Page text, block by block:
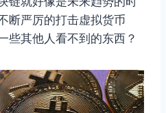
断严厉的打击虚拟货币
些其他人看不到的东西？